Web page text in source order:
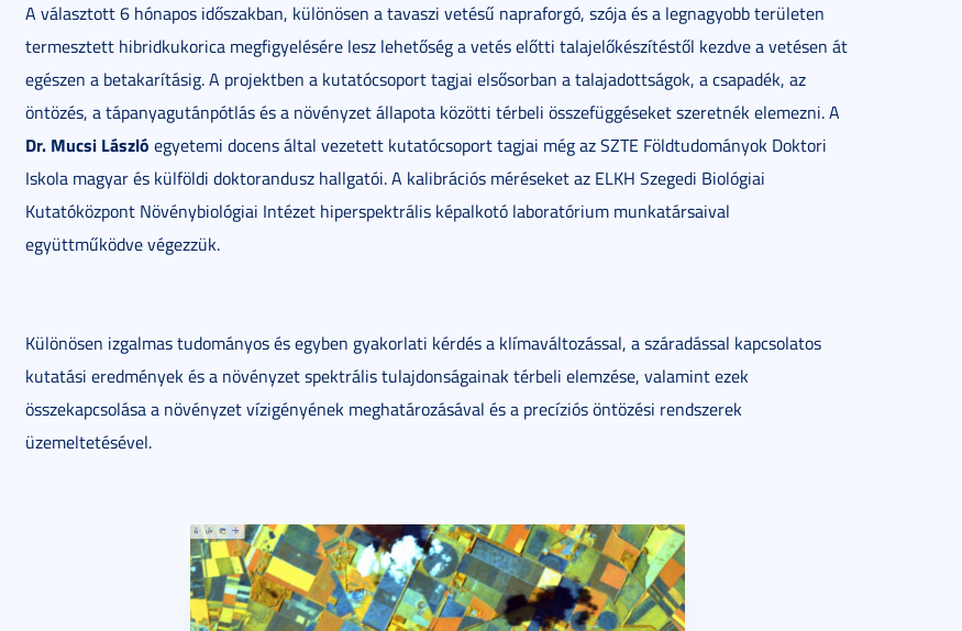
A választott 6 hónapos időszakban, különösen a tavaszi vetésű napraforgó, szója és a legnagyobb területen
termesztett hibridkukorica megfigyelésére lesz lehetőség a vetés előtti talajelőkészítéstől kezdve a vetésen át
egészen a betakarításig. A projektben a kutatócsoport tagjai elsősorban a talajadottságok, a csapadék, az
öntözés, a tápanyagutánpótlás és a növényzet állapota közötti térbeli összefüggéseket szeretnék elemezni. A
Dr. Mucsi László egyetemi docens által vezetett kutatócsoport tagjai még az SZTE Földtudományok Doktori
Iskola magyar és külföldi doktorandusz hallgatói. A kalibrációs méréseket az ELKH Szegedi Biológiai
Kutatóközpont Növénybiológiai Intézet hiperspektrális képalkotó laboratórium munkatársaival
együttműködve végezzük.
Különösen izgalmas tudományos és egyben gyakorlati kérdés a klímaváltozással, a száradással kapcsolatos
kutatási eredmények és a növényzet spektrális tulajdonságainak térbeli elemzése, valamint ezek
összekapcsolása a növényzet vízigényének meghatározásával és a precíziós öntözési rendszerek
üzemeltetésével.